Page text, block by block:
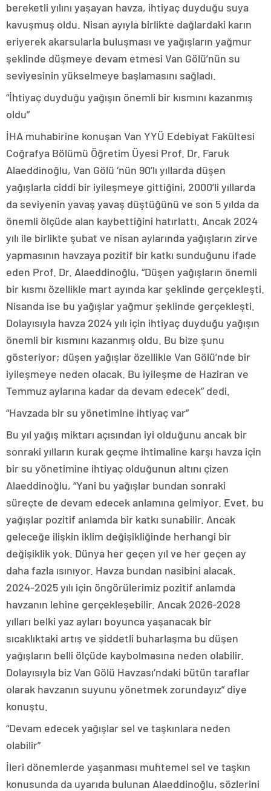
bereketli yılını yaşayan havza, ihtiyaç duyduğu suya
kavuşmuş oldu. Nisan ayıyla birlikte dağlardaki karın
eriyerek akarsularla buluşması ve yağışların yağmur
şeklinde düşmeye devam etmesi Van Gölü’nün su
seviyesinin yükselmeye başlamasını sağladı.
“İhtiyaç duyduğu yağışın önemli bir kısmını kazanmış
oldu”
İHA muhabirine konuşan Van YYÜ Edebiyat Fakültesi
Coğrafya Bölümü Öğretim Üyesi Prof. Dr. Faruk
Alaeddinoğlu, Van Gölü ‘nün 90’lı yıllarda düşen
yağışlarla ciddi bir iyileşmeye gittiğini, 2000’li yıllarda
da seviyenin yavaş yavaş düştüğünü ve son 5 yılda da
önemli ölçüde alan kaybettiğini hatırlattı. Ancak 2024
yılı ile birlikte şubat ve nisan aylarında yağışların zirve
yapmasının havzaya pozitif bir katkı sunduğunu ifade
eden Prof. Dr. Alaeddinoğlu, “Düşen yağışların önemli
bir kısmı özellikle mart ayında kar şeklinde gerçekleşti.
Nisanda ise bu yağışlar yağmur şeklinde gerçekleşti.
Dolayısıyla havza 2024 yılı için ihtiyaç duyduğu yağışın
önemli bir kısmını kazanmış oldu. Bu bize şunu
gösteriyor; düşen yağışlar özellikle Van Gölü’nde bir
iyileşmeye neden olacak. Bu iyileşme de Haziran ve
Temmuz aylarına kadar da devam edecek” dedi.
“Havzada bir su yönetimine ihtiyaç var”
Bu yıl yağış miktarı açısından iyi olduğunu ancak bir
sonraki yılların kurak geçme ihtimaline karşı havza için
bir su yönetimine ihtiyaç olduğunun altını çizen
Alaeddinoğlu, “Yani bu yağışlar bundan sonraki
süreçte de devam edecek anlamına gelmiyor. Evet, bu
yağışlar pozitif anlamda bir katkı sunabilir. Ancak
geleceğe ilişkin iklim değişikliğinde herhangi bir
değişiklik yok. Dünya her geçen yıl ve her geçen ay
daha fazla ısınıyor. Havza bundan nasibini alacak.
2024-2025 yılı için öngörülerimiz pozitif anlamda
havzanın lehine gerçekleşebilir. Ancak 2026-2028
yılları belki yaz ayları boyunca yaşanacak bir
sıcaklıktaki artış ve şiddetli buharlaşma bu düşen
yağışların belli ölçüde kaybolmasına neden olabilir.
Dolayısıyla biz Van Gölü Havzası’ndaki bütün taraflar
olarak havzanın suyunu yönetmek zorundayız” diye
konuştu.
“Devam edecek yağışlar sel ve taşkınlara neden
olabilir”
İleri dönemlerde yaşanması muhtemel sel ve taşkın
konusunda da uyarıda bulunan Alaeddinoğlu, sözlerini